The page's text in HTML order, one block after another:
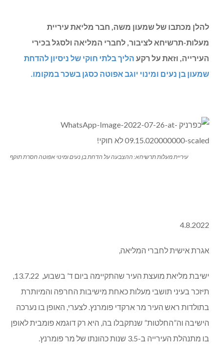
להלן מכתבו של שמעון משה, חבר מליאת עיריית
מעלות-תרשיחא לציבור , לחברי המליאה ולסגל בכירי
העירייה, וזאת על רקע הליך בלתי חוקי של ניסיון להדחת
שמעון בן נעים ומינוי יוגב אפוטה כסגן בשכר במקומו.
עיריית מעלות תרשיחא: ההצבעה על הדחת בן נעים ומינוי אפוטה חסרת תוקף
4.8.2022
אגרת אישית לחברי המליאה,
תיזכר בעיני תושבי מעלות כאחת מישיבות החרפה והמיותרת
בתולדות ראש העיר מר ארקדי פומרנץ. לצערי, האופן בו נערכה
הישיבה וה”החלטות” שנתקבלו בה, היא רק דוגמא פומבית לאופן
בו מתנהלת העירייה ב-3.5 שנות כהונתו של מר פומרנץ.